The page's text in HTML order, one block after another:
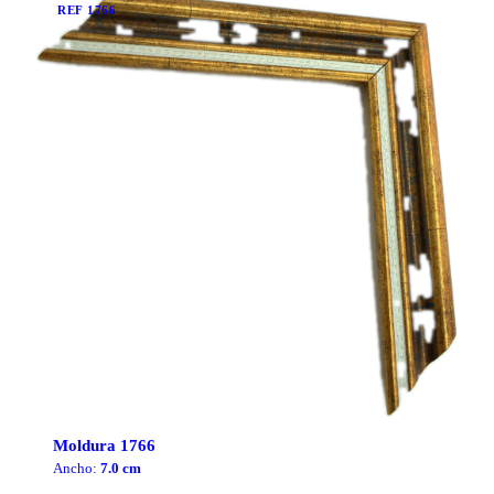
REF 1766
Moldura 1766
Ancho: 7.0 cm